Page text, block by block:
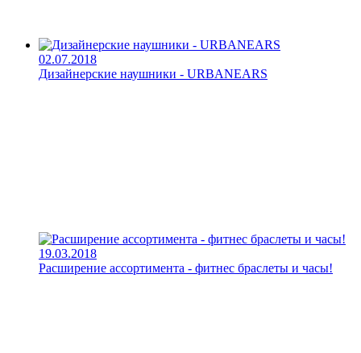
02.07.2018
Дизайнерские наушники - URBANEARS
19.03.2018
Расширение ассортимента - фитнес браслеты и часы!